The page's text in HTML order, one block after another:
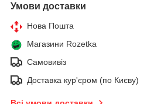
Умови доставки
Нова Пошта
Магазини Rozetka
Самовивіз
Доставка кур'єром (по Києву)